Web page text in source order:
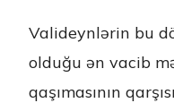
Valideynlərin bu
olduğu ən vacib
qaşımasının